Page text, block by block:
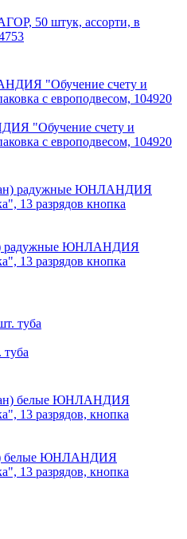
50 штук, ассорти, в
"Обучение счету и
с европодвесом, 104920
радужные ЮНЛАНДИЯ
13 разрядов кнопка
белые ЮНЛАНДИЯ
13 разрядов, кнопка